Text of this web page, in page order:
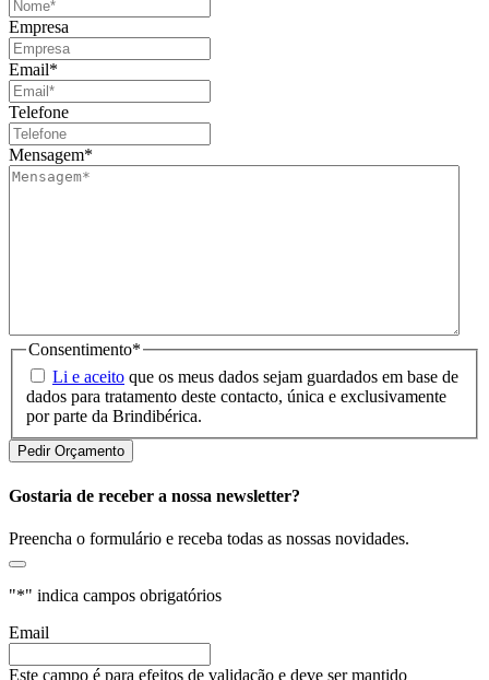
Empresa
Email*
Telefone
Mensagem*
Consentimento*
Li e aceito que os meus dados sejam guardados em base de
dados para tratamento deste contacto, única e exclusivamente
por parte da Brindibérica.
Gostaria de receber a nossa newsletter?
Preencha o formulário e receba todas as nossas novidades.
"*" indica campos obrigatórios
Email
Este campo é para efeitos de validação e deve ser mantido